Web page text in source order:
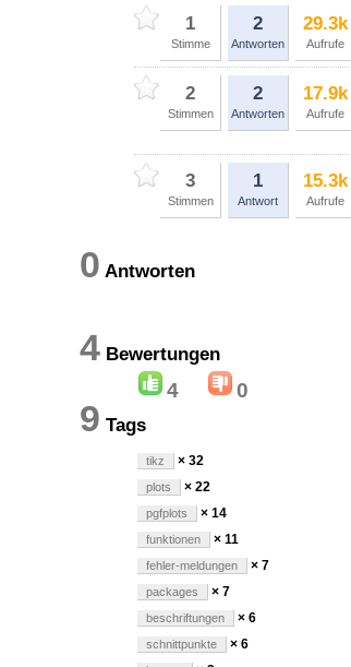
1
Stimme
2
Antworten
29.3k
Aufrufe
2
Stimmen
2
Antworten
17.9k
Aufrufe
3
Stimmen
1
Antwort
15.3k
Aufrufe
0 Antworten
4 Bewertungen
4 0
9 Tags
tikz × 32
plots × 22
pgfplots × 14
funktionen × 11
fehler-meldungen × 7
packages × 7
beschriftungen × 6
schnittpunkte × 6